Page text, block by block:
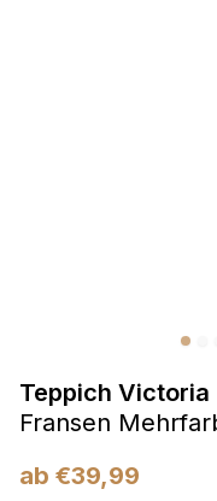
Teppich Victoria
Fransen
ab €39,99
Marketing
Marketing-Cookies
Websites hinweg zu
anzuzeigen, die für